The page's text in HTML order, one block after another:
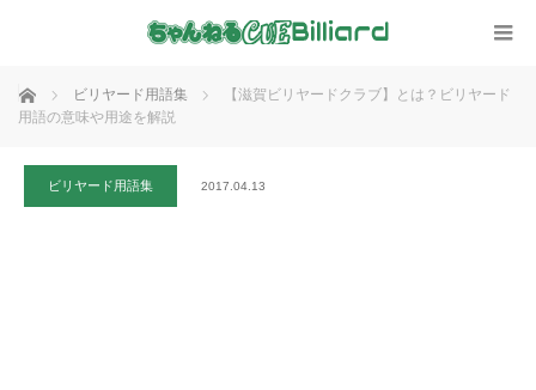
ホーム ビリヤード用語集
【滋賀ビリヤードクラブ】とは？ビリヤード
用語の意味や用途を解説
ビリヤード用語集 2017.04.13